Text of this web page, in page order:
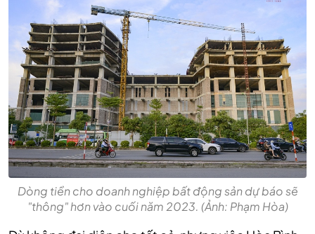
Dòng tiền cho doanh nghiệp bất động sản dự báo sẽ
"thông" hơn vào cuối năm 2023. (Ảnh: Phạm Hòa)